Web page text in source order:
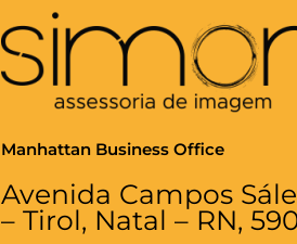
Manhattan Business Office
Avenida Campos
– Tirol, Natal – RN,